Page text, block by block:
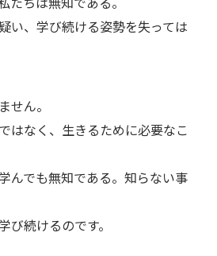
い、学び続ける姿勢を失っては
せん。
はなく、生きるために必要なこ
んでも無知である。知らない事
び続けるのです。